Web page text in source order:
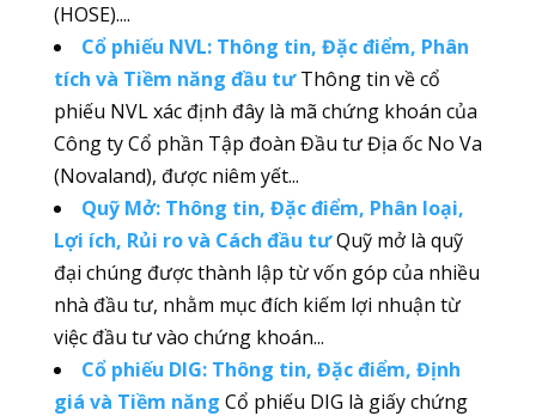
(HOSE)....
Cổ phiếu NVL: Thông tin, Đặc điểm, Phân
tích và Tiềm năng đầu tư Thông tin về cổ
phiếu NVL xác định đây là mã chứng khoán của
Công ty Cổ phần Tập đoàn Đầu tư Địa ốc No Va
(Novaland), được niêm yết...
Quỹ Mở: Thông tin, Đặc điểm, Phân loại,
Lợi ích, Rủi ro và Cách đầu tưQuỹ mở là quỹ
đại chúng được thành lập từ vốn góp của nhiều
nhà đầu tư, nhằm mục đích kiếm lợi nhuận từ
việc đầu tư vào chứng khoán...
Cổ phiếu DIG: Thông tin, Đặc điểm, Định
giá và Tiềm năng Cổ phiếu DIG là giấy chứng